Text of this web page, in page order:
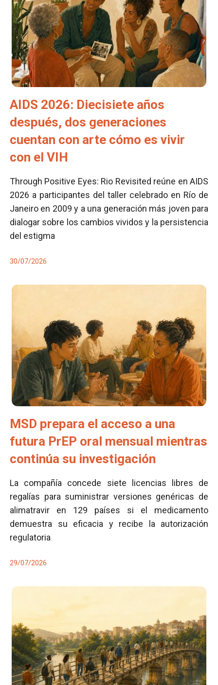
AIDS 2026: Diecisiete años
después, dos generaciones
cuentan con arte cómo es vivir
con el VIH
Through Positive Eyes: Rio Revisited reúne en AIDS
2026 a participantes del taller celebrado en Río de
Janeiro en 2009 y a una generación más joven para
dialogar sobre los cambios vividos y la persistencia
del estigma
30/07/2026
MSD prepara el acceso a una
futura PrEP oral mensual mientras
continúa su investigación
La compañía concede siete licencias libres de
regalías para suministrar versiones genéricas de
alimatravir en 129 países si el medicamento
demuestra su eficacia y recibe la autorización
regulatoria
29/07/2026